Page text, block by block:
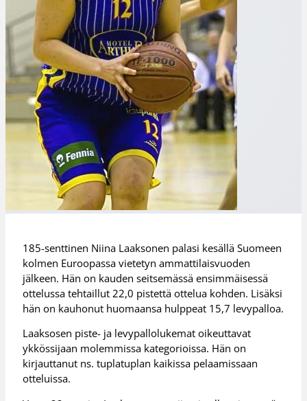
185-senttinen Niina Laaksonen palasi kesällä Suomeen
kolmen Euroopassa vietetyn ammattilaisvuoden
jälkeen. Hän on kauden seitsemässä ensimmäisessä
ottelussa tehtaillut 22,0 pistettä ottelua kohden. Lisäksi
hän on kauhonut huomaansa hulppeat 15,7 levypalloa.
Laaksosen piste- ja levypallolukemat oikeuttavat
ykkössijaan molemmissa kategorioissa. Hän on
kirjauttanut ns. tuplatuplan kaikissa pelaamissaan
otteluissa.